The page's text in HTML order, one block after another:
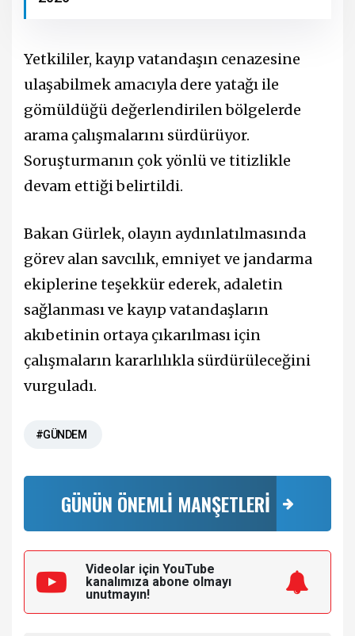
Yetkililer, kayıp vatandaşın cenazesine
ulaşabilmek amacıyla dere yatağı ile
gömüldüğü değerlendirilen bölgelerde
arama çalışmalarını sürdürüyor.
Soruşturmanın çok yönlü ve titizlikle
devam ettiği belirtildi.
Bakan Gürlek, olayın aydınlatılmasında
görev alan savcılık, emniyet ve jandarma
ekiplerine teşekkür ederek, adaletin
sağlanması ve kayıp vatandaşların
akıbetinin ortaya çıkarılması için
çalışmaların kararlılıkla sürdürüleceğini
vurguladı.
#GÜNDEM
GÜNÜN ÖNEMLİ MANŞETLERİ
Videolar için YouTube
kanalımıza abone olmayı
unutmayın!